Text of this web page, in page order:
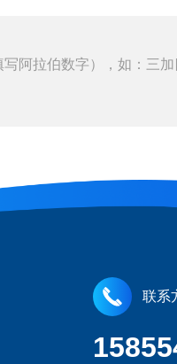
阿拉伯数字），如：三加
联系